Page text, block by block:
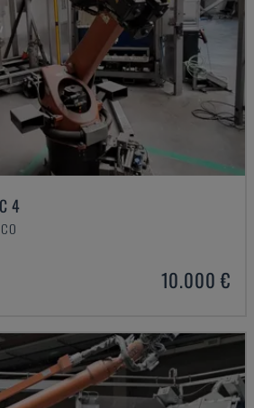
4
10.000 €